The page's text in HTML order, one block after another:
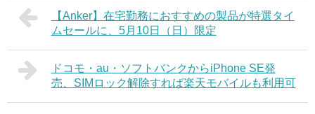
【Anker】在宅勤務におすすめの製品が特選タイ
ムセールに、5月10日（日）限定
ドコモ・au・ソフトバンクからiPhone SE発
売、SIMロック解除すれば楽天モバイルも利用可